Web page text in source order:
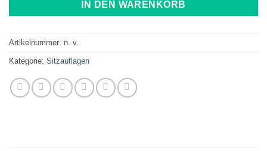
IN DEN WARENKORB
Artikelnummer: n. v.
Kategorie: Sitzauflagen